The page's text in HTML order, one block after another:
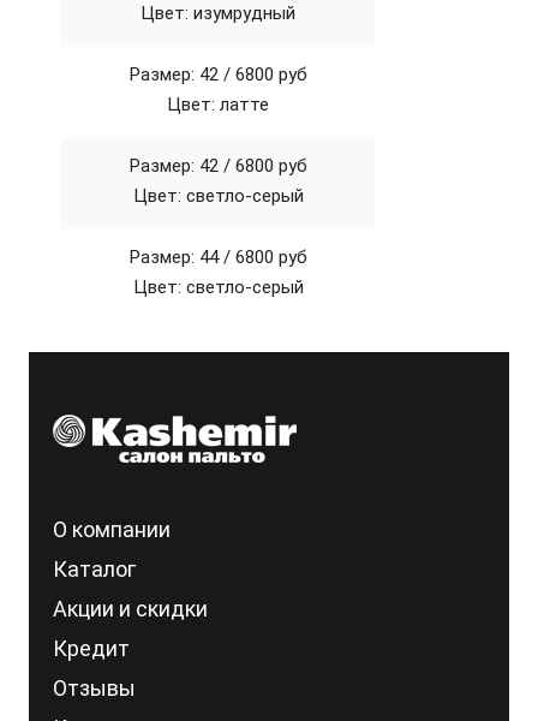
Цвет: изумрудный
Размер: 42 / 6800 руб
Цвет: латте
Размер: 42 / 6800 руб
Цвет: светло-серый
Размер: 44 / 6800 руб
Цвет: светло-серый
О компании
Каталог
Акции и скидки
Кредит
Отзывы